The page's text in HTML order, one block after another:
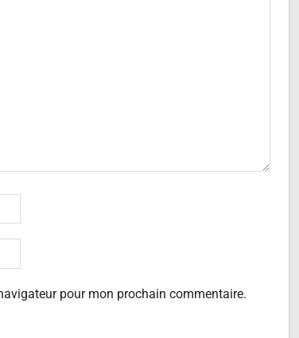
pour mon prochain commentaire.